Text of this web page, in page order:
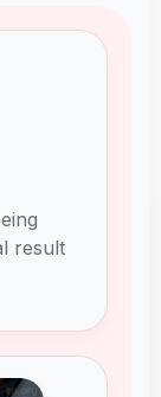
result